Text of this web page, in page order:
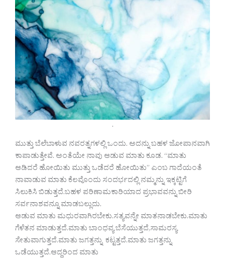
.
ಮುತ್ತು ಬೆಲೆಬಾಳುವ ನವರತ್ನಗಳಲ್ಲಿ ಒಂದು. ಅದನ್ನು ಬಹಳ ಜೋಪಾನವಾಗಿ
ಕಾಪಾಡುತ್ತೇವೆ. ಅಂತೆಯೇ ನಾವು ಆಡುವ ಮಾತು ಕೂಡ. “ಮಾತು
ಆಡಿದರೆ ಹೋಯಿತು ಮುತ್ತು ಒಡೆದರೆ ಹೋಯಿತು” ಎಂಬ ಗಾದೆಯಂತೆ
ನಾವಾಡುವ ಮಾತು ಕೆಲವೊಂದು ಸಂದರ್ಭದಲ್ಲಿ ನಮ್ಮನ್ನು ಇಕ್ಕಟ್ಟಿಗೆ
ಸಿಲುಕಿಸಿ ಬಿಡುತ್ತದೆ.ಬಹಳ ಪರಿಣಾಮಕಾರಿಯಾದ ಪ್ರಭಾವವನ್ನು ಬೀರಿ
ಸರ್ವನಾಶವನ್ನೂ ಮಾಡಬಲ್ಲುದು.
ಆಡುವ ಮಾತು ಮಧುರವಾಗಿರಬೇಕು.ಸತ್ಯವನ್ನೇ ಮಾತನಾಡಬೇಕು.ಮಾತು
ಗೆಳೆತನ ಮಾಡುತ್ತದೆ.ಮಾತು ಬಾಂಧವ್ಯ ಬೆಸೆಯುತ್ತದೆ,ಸಾಮರಸ್ಯ
ಸೇತುವಾಗುತ್ತದೆ.ಮಾತು ಜಗತ್ತನ್ನು ಕಟ್ಟತ್ತದೆ.ಮಾತು ಜಗತ್ತನ್ನು
ಒಡೆಯುತ್ತದೆ.ಆದ್ದರಿಂದ ಮಾತು